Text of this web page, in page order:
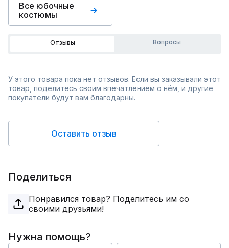
Все юбочные
костюмы
Отзывы Вопросы
У этого товара пока нет отзывов. Если вы заказывали этот
товар, поделитесь своим впечатлением о нём, и другие
покупатели будут вам благодарны.
Оставить отзыв
Поделиться
Понравился товар? Поделитесь им со
своими друзьями!
Нужна помощь?